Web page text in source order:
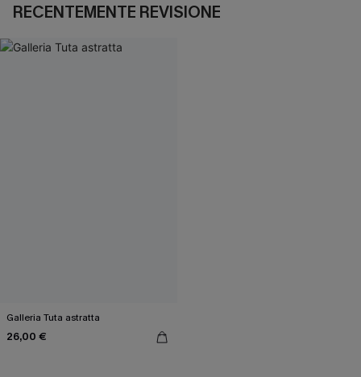
RECENTEMENTE REVISIONE
Galleria Tuta astratta
26,00 €